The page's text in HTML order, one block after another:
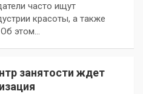
часто ищут
красоты, а также
этом…
занятости ждет